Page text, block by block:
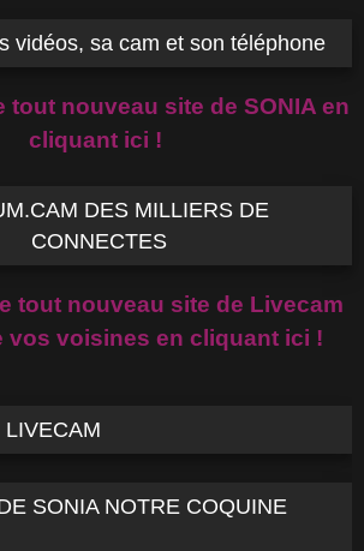
vidéos, sa cam et son téléphone
tout nouveau site de SONIA en
cliquant ici !
DES MILLIERS DE
CONNECTES
tout nouveau site de Livecam
vos voisines en cliquant ici !
SONIA NOTRE COQUINE